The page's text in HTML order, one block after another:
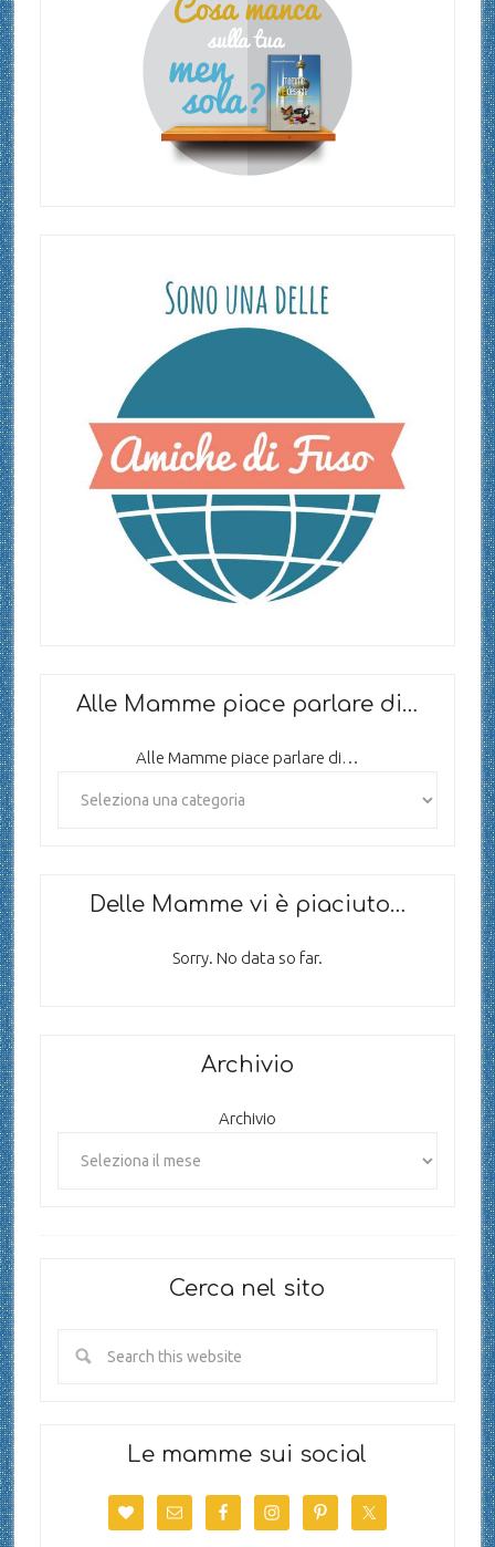
Alle Mamme piace parlare di…
Alle Mamme piace parlare di…
Delle Mamme vi è piaciuto…
Sorry. No data so far.
Archivio
Archivio
Cerca nel sito
Le mamme sui social